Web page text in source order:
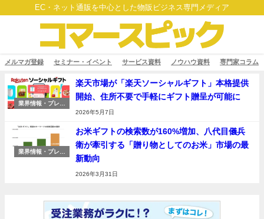
EC・ネット通販を中心とした物販ビジネス専門メディア
メルマガ登録 セミナー・イベント サービス資料 ノウハウ資料 専門家コラム
業界情報・プレス
楽天市場が「楽天ソーシャルギフト」本格提供
開始、住所不要で手軽にギフト贈呈が可能に
2026年5月7日
業界情報・プレス
お米ギフトの検索数が160%増加、八代目儀兵
衛が牽引する「贈り物としてのお米」市場の最
新動向
2026年3月31日